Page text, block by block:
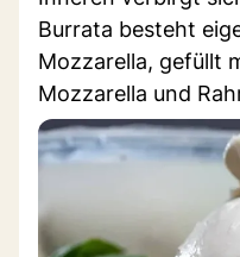
Burrata besteht
Mozzarella, gefüllt
Mozzarella und